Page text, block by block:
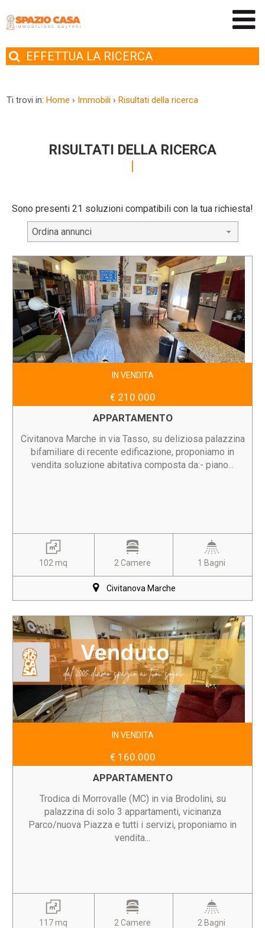
EFFETTUA LA RICERCA
Ti trovi in:Home › Immobili ›Risultati della ricerca
RISULTATI DELLA RICERCA
Sono presenti 21 soluzioni compatibili con la tua richiesta!
Ordina annunci
IN VENDITA
€ 210.000
APPARTAMENTO
Civitanova Marche in via Tasso, su deliziosa palazzina
bifamiliare di recente edificazione, proponiamo in
vendita soluzione abitativa composta da:- piano...
102 mq 2 Camere 1 Bagni
Civitanova Marche
IN VENDITA
€ 160.000
APPARTAMENTO
Trodica di Morrovalle (MC) in via Brodolini, su
palazzina di solo 3 appartamenti, vicinanza
Parco/nuova Piazza e tutti i servizi, proponiamo in
vendita...
117 mq 2 Camere 2 Bagni